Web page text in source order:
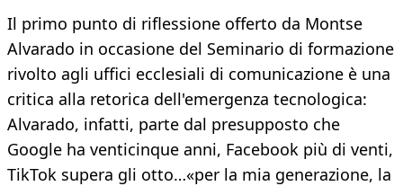
Il primo punto di riflessione offerto da Montse
Alvarado in occasione del Seminario di formazione
rivolto agli uffici ecclesiali di comunicazione è una
critica alla retorica dell'emergenza tecnologica:
Alvarado, infatti, parte dal presupposto che
Google ha venticinque anni, Facebook più di venti,
TikTok supera gli otto…«per la mia generazione, la